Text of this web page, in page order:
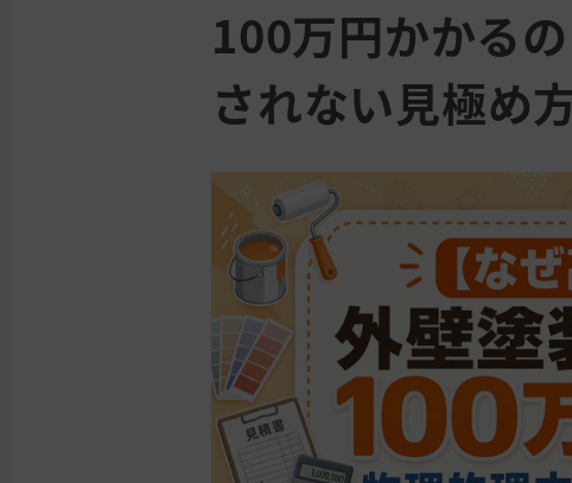
100万円かかる
されない見極め